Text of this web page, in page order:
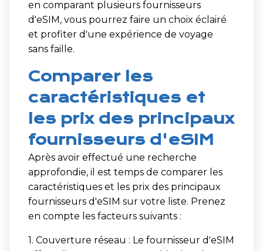
en comparant plusieurs fournisseurs
d'eSIM, vous pourrez faire un choix éclairé
et profiter d'une expérience de voyage
sans faille.
Comparer les
caractéristiques et
les prix des principaux
fournisseurs d'eSIM
Après avoir effectué une recherche
approfondie, il est temps de comparer les
caractéristiques et les prix des principaux
fournisseurs d'eSIM sur votre liste. Prenez
en compte les facteurs suivants :
1. Couverture réseau : Le fournisseur d'eSIM